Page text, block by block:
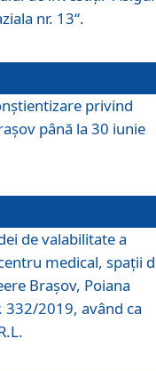
nr. 13“.
privind
până la 30 iunie
de valabilitate a
medical, spații
Brașov, Poiana
332/2019, având ca